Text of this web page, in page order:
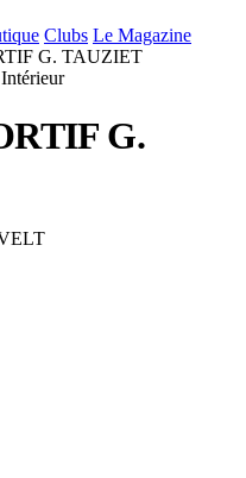
Clubs Le Magazine
G. TAUZIET
Intérieur
G.